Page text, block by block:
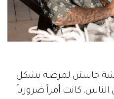
جاستن لمرضه بشكل
كانت أمراً ضرورياً